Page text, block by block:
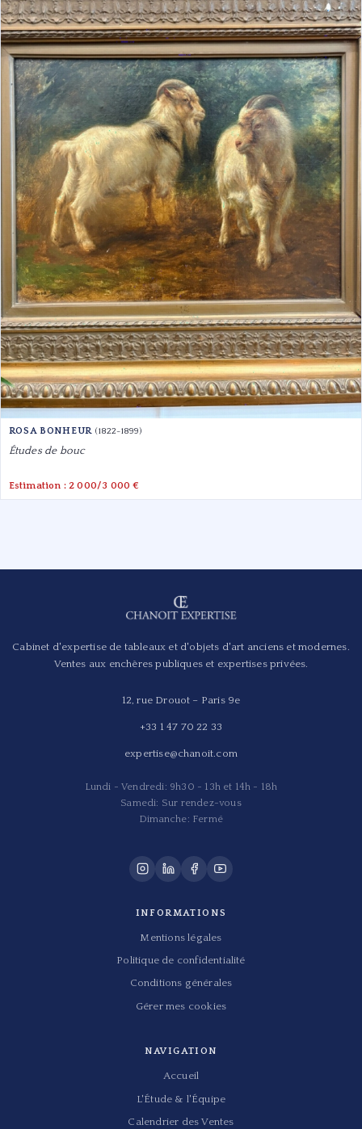
ROSA BONHEUR (1822-1899)
Études de bouc
Estimation : 2 000/3 000 €
Cabinet d'expertise de tableaux et d'objets d'art anciens et modernes.
Ventes aux enchères publiques et expertises privées.
12, rue Drouot – Paris 9e
+33 1 47 70 22 33
expertise@chanoit.com
Lundi - Vendredi: 9h30 - 13h et 14h - 18h
Samedi: Sur rendez-vous
Dimanche: Fermé
INFORMATIONS
Mentions légales
Politique de confidentialité
Conditions générales
Gérer mes cookies
NAVIGATION
Accueil
L'Étude & l'Équipe
Calendrier des Ventes